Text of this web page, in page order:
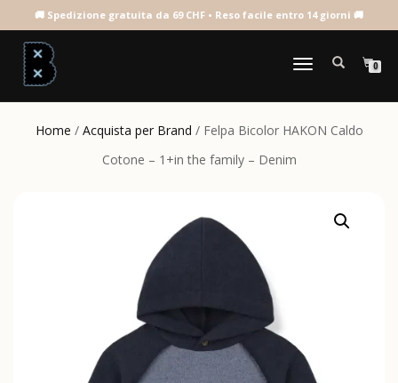
NAVIGAZIONE
0
Home / Acquista per Brand / Felpa Bicolor HAKON Caldo
Cotone – 1+in the family – Denim